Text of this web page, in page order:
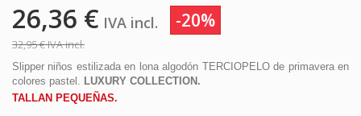
26,36 € IVA incl. -20%
32,95 €IVA incl.
Slipper niños estilizada en lona algodón TERCIOPELO de primavera en
colores pastel. LUXURY COLLECTION.
TALLAN PEQUEÑAS.